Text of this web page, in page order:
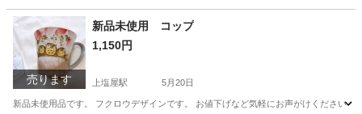
鹿児島 鹿児島市 上塩屋駅 その他
売ります
新品未使用 コップ
1,150円
上塩屋駅 5月20日
新品未使用品です。 フクロウデザインです。 お値下げなど気軽にお声がけください！